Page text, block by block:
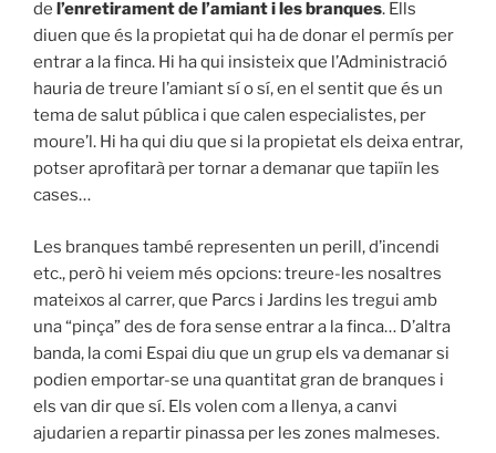
de l’enretirament de l’amiant i les branques. Ells
diuen que és la propietat qui ha de donar el permís per
entrar a la finca. Hi ha qui insisteix que l’Administració
hauria de treure l’amiant sí o sí, en el sentit que és un
tema de salut pública i que calen especialistes, per
moure’l. Hi ha qui diu que si la propietat els deixa entrar,
potser aprofitarà per tornar a demanar que tapiïn les
cases…
Les branques també representen un perill, d’incendi
etc., però hi veiem més opcions: treure-les nosaltres
mateixos al carrer, que Parcs i Jardins les tregui amb
una “pinça” des de fora sense entrar a la finca… D’altra
banda, la comi Espai diu que un grup els va demanar si
podien emportar-se una quantitat gran de branques i
els van dir que sí. Els volen com a llenya, a canvi
ajudarien a repartir pinassa per les zones malmeses.